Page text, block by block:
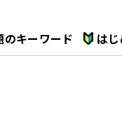
のキーワード は